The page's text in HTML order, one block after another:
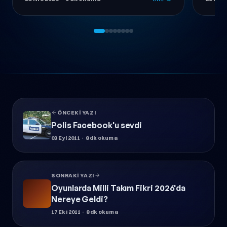
ÖNCEKI YAZI
Polis Facebook'u sevdi
03 Eyl 2011 · 8 dk okuma
SONRAKI YAZI
Oyunlarda Milli Takım Fikri 2026'da
Nereye Geldi?
17 Eki 2011 · 8 dk okuma